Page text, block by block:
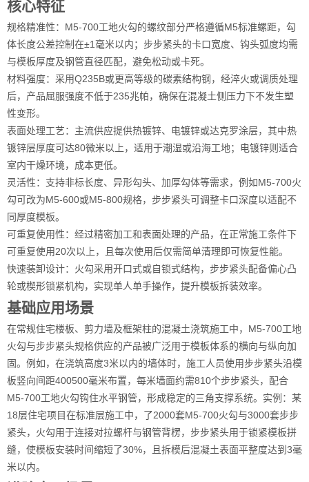
核心特征
规格精准性：M5-700工地火勾的螺纹部分严格遵循M5标准螺距，勾
体长度公差控制在±1毫米以内；步步紧头的卡口宽度、钩头弧度均需
与模板厚度及钢管直径匹配，避免松动或卡死。
材料强度：采用Q235B或更高等级的碳素结构钢，经淬火或调质处理
后，产品屈服强度不低于235兆帕，确保在混凝土侧压力下不发生塑
性变形。
表面处理工艺：主流供应提供热镀锌、电镀锌或达克罗涂层，其中热
镀锌层厚度可达80微米以上，适用于潮湿或沿海工地；电镀锌则适合
室内干燥环境，成本更低。
灵活性：支持非标长度、异形勾头、加厚勾体等需求，例如M5-700火
勾可改为M5-600或M5-800规格，步步紧头可调整卡口深度以适配不
同厚度模板。
可重复使用性：经过精密加工和表面处理的产品，在正常施工条件下
可重复使用20次以上，且每次使用后仅需简单清理即可恢复性能。
快速装卸设计：火勾采用开口式或自锁式结构，步步紧头配备偏心凸
轮或楔形锁紧机构，实现单人单手操作，提升模板拆装效率。
基础应用场景
在常规住宅楼板、剪力墙及框架柱的混凝土浇筑施工中，M5-700工地
火勾与步步紧头规格供应的产品被广泛用于模板体系的横向与纵向加
固。例如，在浇筑高度3米以内的墙体时，施工人员使用步步紧头沿模
板竖向间距400500毫米布置，每米墙面约需810个步步紧头，配合
M5-700工地火勾钩住水平钢管，形成稳定的三角支撑系统。实例：某
18层住宅项目在标准层施工中，了2000套M5-700火勾与3000套步步
紧头，火勾用于连接对拉螺杆与钢管背楞，步步紧头用于锁紧模板拼
缝，使模板安装时间缩短了30%，且拆模后混凝土表面平整度达到3毫
米以内。